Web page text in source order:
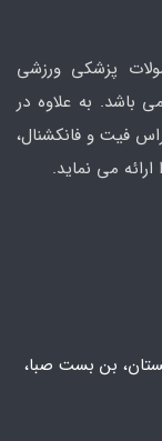
پزشکی ورزشی
باشد. به علاوه در
فیت و فانکشنال،
می نماید.
بن بست صبا،